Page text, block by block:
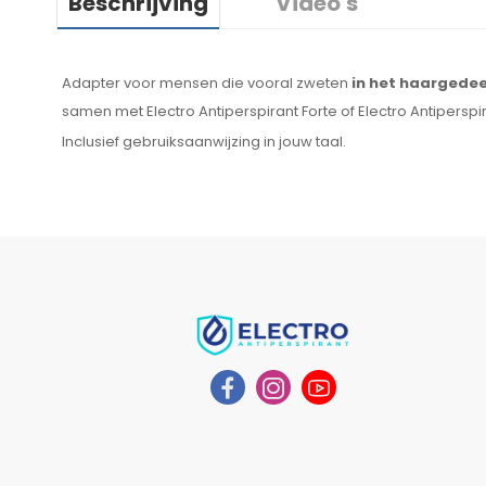
Adapter voor mensen die vooral zweten in het
samen met Electro Antiperspirant Forte of Electro
Inclusief gebruiksaanwijzing in jouw taal.